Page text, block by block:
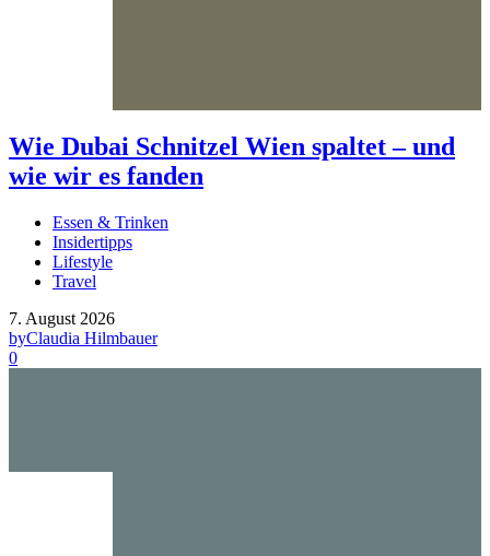
Wie Dubai Schnitzel Wien spaltet – und
wie wir es fanden
Essen & Trinken
Insidertipps
Lifestyle
Travel
7. August 2026
byClaudia Hilmbauer
0